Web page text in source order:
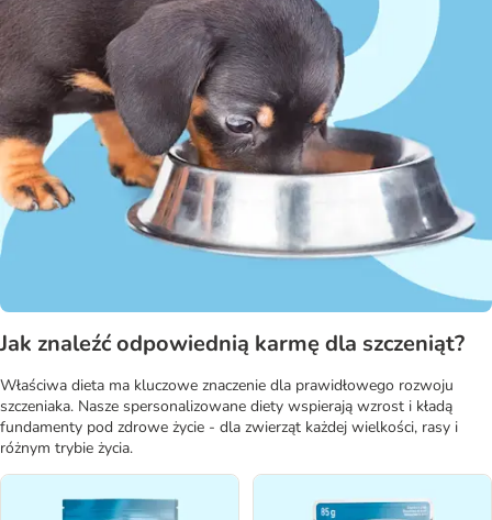
Jak znaleźć odpowiednią karmę dla szczeniąt?
Właściwa dieta ma kluczowe znaczenie dla prawidłowego rozwoju
szczeniaka. Nasze spersonalizowane diety wspierają wzrost i kładą
fundamenty pod zdrowe życie - dla zwierząt każdej wielkości, rasy i
różnym trybie życia.